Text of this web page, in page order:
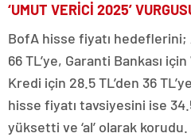
‘UMUT VERİCİ 2025’
BofA hisse fiyatı hedeflerini;
66 TL’ye, Garanti Bankası için
Kredi için 28.5 TL’den 36
hisse fiyatı tavsiyesini ise
yüksetti ve ‘al’ olarak korudu.